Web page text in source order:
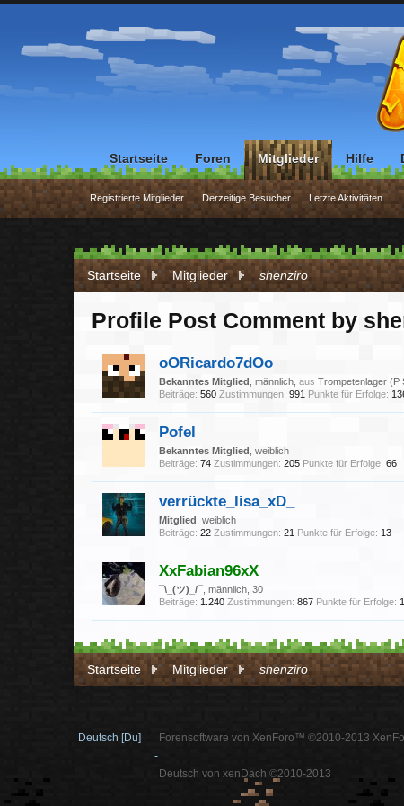
Startseite Mitglieder shenziro
Profile Post Comment by
oORicardo7dOo
Bekanntes Mitglied , männlich, aus Trompetenlager (P
Beiträge: 560 Zustimmungen: 991 Punkte für Erfolge:
Pofel
Bekanntes Mitglied , weiblich
Beiträge: 74 Zustimmungen: 205 Punkte für Erfolge: 66
verrückte_lisa_xD_
Mitglied , weiblich
Beiträge: 22 Zustimmungen: 21 Punkte für Erfolge: 13
XxFabian96xX
¯\_(ツ)_/¯ , männlich, 30
Beiträge: 1.240 Zustimmungen: 867 Punkte für Erfolge:
Startseite Mitglieder shenziro
Startseite Foren Mitglieder
Registrierte Mitglieder Derzeitige Besucher Letzte Aktivitäten
Hilfe
Deutsch [Du]
Forensoftware von XenForo™ ©2010-2013
-
Deutsch von xenDach ©2010-2013